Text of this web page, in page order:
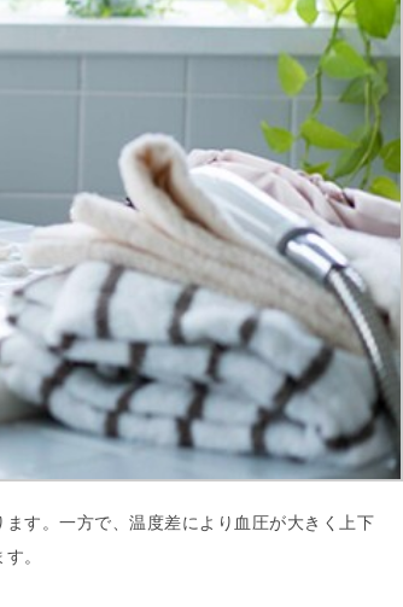
す。一方で、温度差により血圧が大きく上下
。